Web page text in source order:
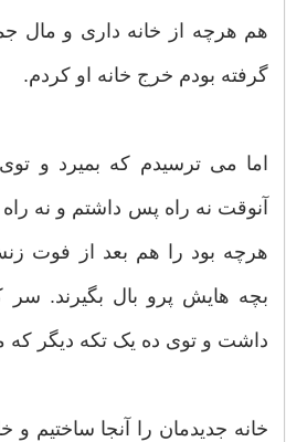
هم هرچه از خانه داری و مال
گرفته بودم خرج خانه او کردم.
اما می ترسیدم که بمیرد و توی
آنوقت نه راه پس داشتم و نه
هرچه بود را هم بعد از فوت
بچه هایش پرو بال بگیرند.
داشت و توی ده یک تکه دیگر
خانه جدیدمان را آنجا ساختیم